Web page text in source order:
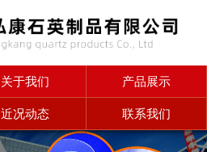
关于我们 产品展示
近况动态 联系我们